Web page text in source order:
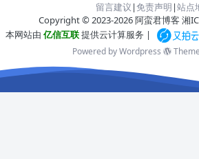
留言建议 |免责声明 |站点
Copyright © 2023-2026 阿蛮君博客 湘
本网站由 亿信互联提供云计算服务 |
Powered by Wordpress